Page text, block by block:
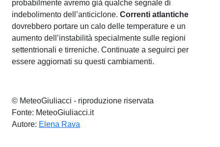
probabilmente avremo già qualche segnale di
indebolimento dell’anticiclone. Correnti atlantiche
dovrebbero portare un calo delle temperature e un
aumento dell’instabilità specialmente sulle regioni
settentrionali e tirreniche. Continuate a seguirci per
essere aggiornati su questi cambiamenti.
© MeteoGiuliacci - riproduzione riservata
Fonte: MeteoGiuliacci.it
Autore: Elena Rava